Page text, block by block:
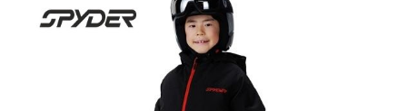
よくある質問